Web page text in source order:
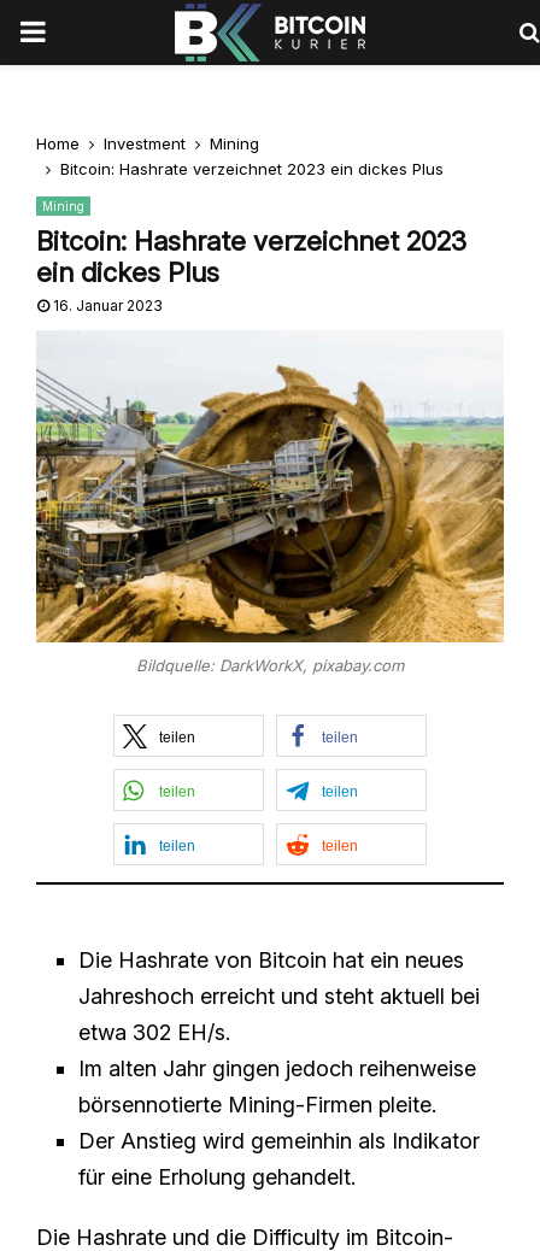
PRIMARY
Home Investment
Mining
Bitcoin: Hashrate verzeichnet 2023 ein dickes Plus
Mining
Bitcoin: Hashrate verzeichnet 2023
ein dickes Plus
16. Januar 2023
Bildquelle: DarkWorkX, pixabay.com
teilen teilen
teilen teilen
teilen teilen
Die Hashrate von Bitcoin hat ein neues
Jahreshoch erreicht und steht aktuell bei
etwa 302 EH/s.
Im alten Jahr gingen jedoch reihenweise
börsennotierte Mining-Firmen pleite.
Der Anstieg wird gemeinhin als Indikator
für eine Erholung gehandelt.
Die Hashrate und die Difficulty im Bitcoin-